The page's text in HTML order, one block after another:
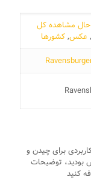
حال مشاهده کل
, عکس,کشورها
برای چیدن و
بودید، توضیحات
کنید